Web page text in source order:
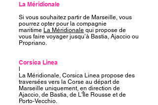
La Méridionale
Si vous souhaitez partir de Marseille, vous
pourrez opter pour la compagnie
maritime La Méridionale qui propose de
vous faire voyager jusqu’à Bastia, Ajaccio ou
Propriano.
Corsica Linea
La Méridionale, Corsica Linea propose des
traversées vers la Corse au départ de
Marseille uniquement, en direction de
Ajaccio, de Bastia, de L'Île Rousse et de
Porto-Vecchio.